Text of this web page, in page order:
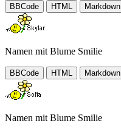
BBCode HTML Markdown
Namen mit Blume Smilie
BBCode HTML Markdown
Namen mit Blume Smilie